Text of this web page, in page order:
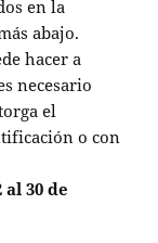
en la
abajo.
hacer a
necesario
el
o con
al 30 de